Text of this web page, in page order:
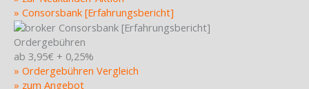
» Consorsbank [Erfahrungsbericht]
Ordergebühren
ab 3,95€ + 0,25%
» Ordergebühren Vergleich
» zum Angebot